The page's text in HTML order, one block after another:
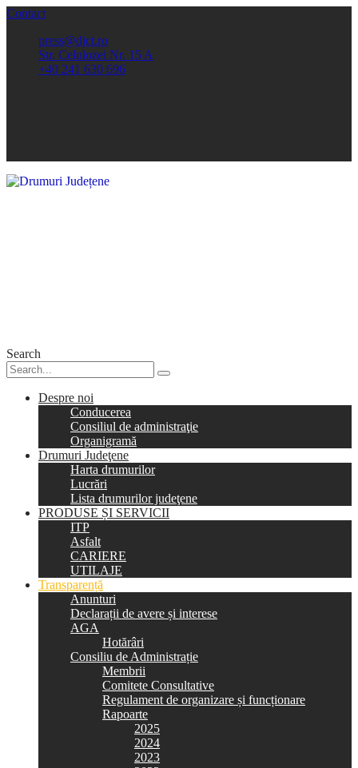
Contact
press@djct.ro
Str. Celulozei Nr. 15 A
+40 241 630 696
Search
Despre noi
Conducerea
Consiliul de administraţie
Organigramă
Drumuri Judeţene
Harta drumurilor
Lucrări
Lista drumurilor judeţene
PRODUSE ȘI SERVICII
ITP
Asfalt
CARIERE
UTILAJE
Transparență
Anunturi
Declarații de avere și interese
AGA
Hotărâri
Consiliu de Administrație
Membrii
Comitete Consultative
Regulament de organizare și funcționare
Rapoarte
2025
2024
2023